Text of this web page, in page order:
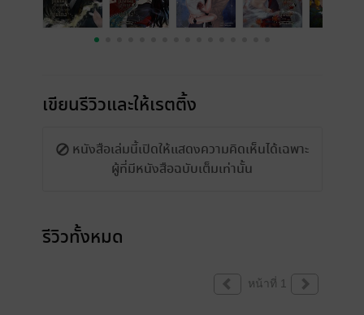
เขียนรีวิวและให้เรตติ้ง
หนังสือเล่มนี้เปิดให้แสดงความคิดเห็นได้เฉพาะ
ผู้ที่มีหนังสือฉบับเต็มเท่านั้น
รีวิวทั้งหมด
หน้าที่ 1